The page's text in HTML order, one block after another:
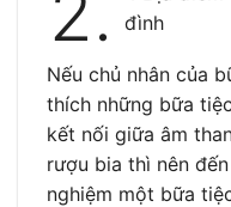
đình
Nếu chủ nhân của
thích những bữa
kết nối giữa âm
rượu bia thì nên
nghiệm một bữa